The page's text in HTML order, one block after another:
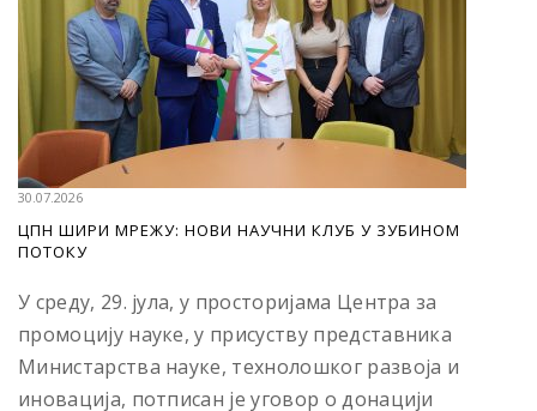
30.07.2026
ЦПН ШИРИ МРЕЖУ: НОВИ НАУЧНИ КЛУБ У ЗУБИНОМ
ПОТОКУ
У среду, 29. јула, у просторијама Центра за
промоцију науке, у присуству представника
Министарства науке, технолошког развоја и
иновација, потписан је уговор о донацији